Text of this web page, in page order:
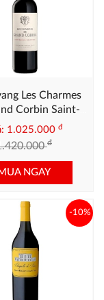
Les Charmes
Corbin Saint-
Grand Cru 2015
(13,5)
1.025.000 đ
đ
NGAY
-10%